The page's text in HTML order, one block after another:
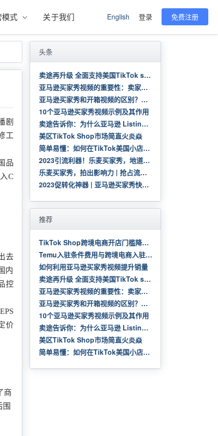
式 关于我们 English 登录 免费注册
剧
工
品
C
去
内
控
价
商
围
头条
卖途再升级 全面支持美国TikTok shop | 快速利用美国货盘 自动采购发货 测品速度100倍提升
亚马逊买家秀视频的重要性：卖家需要知道的一切
亚马逊买家秀和开箱视频的区别？有必要做吗？
10个亚马逊买家秀视频示例及其作用
卖途告诉你：为什么亚马逊 Listing 要做买家秀？
美区TikTok Shop市场简直火炎焱
简单易懂：如何在TikTok美国小店上申请成功
2023引流利器！乐麦买家秀，地道本土味 | 大促热销进行时，55美金起拍
乐麦买家秀，拍出影响力 | 抢占流量入口，提高店铺转化
2023促转化神器 | 亚马逊买家秀快速提高店铺转化率
推荐
TikTok Shop跨境电商开店门槛降低，但也不是随便就能入住。
Temu入驻条件费用与跨境电商入驻流程
如何利用亚马逊买家秀视频提升销量
卖途再升级 全面支持美国TikTok shop | 快速利用美国货盘 自动采购发货 测品速度100倍提升
亚马逊买家秀视频的重要性：卖家需要知道的一切
亚马逊买家秀和开箱视频的区别？有必要做吗？
10个亚马逊买家秀视频示例及其作用
卖途告诉你：为什么亚马逊 Listing 要做买家秀？
美区TikTok Shop市场简直火炎焱
简单易懂：如何在TikTok美国小店上申请成功